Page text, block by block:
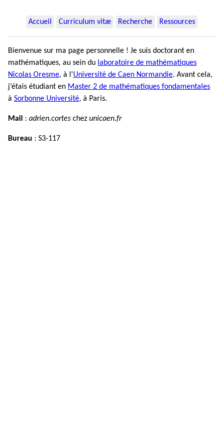
Accueil Curriculum vitæ Recherche Ressources
Bienvenue sur ma page personnelle ! Je suis doctorant en
mathématiques, au sein du laboratoire de mathématiques
Nicolas Oresme, à l'Université de Caen Normandie. Avant cela,
j’étais étudiant en Master 2 de mathématiques fondamentales
à Sorbonne Université, à Paris.
Mail : adrien.cortes chez unicaen.fr
Bureau : S3-117